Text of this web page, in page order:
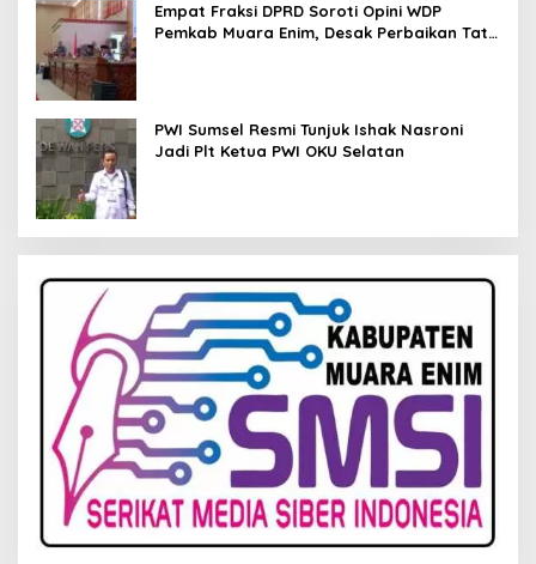
Empat Fraksi DPRD Soroti Opini WDP
Pemkab Muara Enim, Desak Perbaikan Tata
PWI Sumsel Resmi Tunjuk Ishak Nasroni
Jadi Plt Ketua PWI OKU Selatan